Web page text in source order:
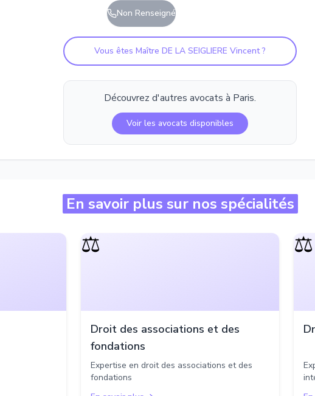
Non Renseigné
Vous êtes Maître DE LA SEIGLIERE Vincent?
Découvrez d'autres avocats à Paris.
Voir les avocats disponibles
En savoir plus sur nos spécialités
⚖️
Droit des associations et des
fondations
Expertise en droit des associations et des
fondations
⚖️